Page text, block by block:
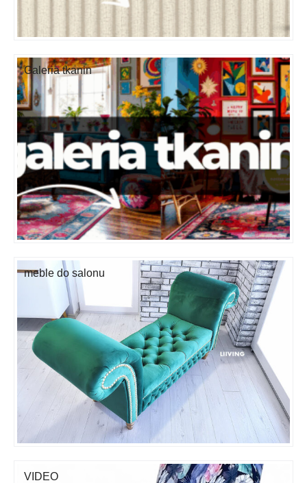
Galeria tkanin
meble do salonu
VIDEO